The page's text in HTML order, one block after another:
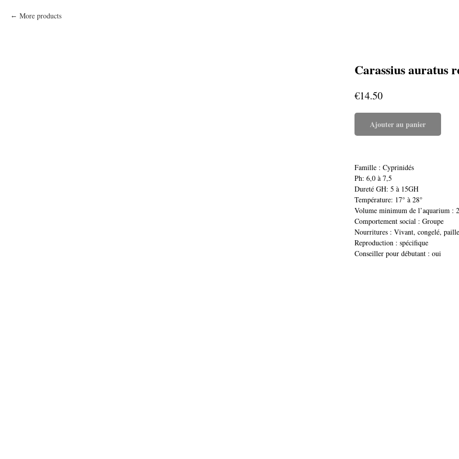
More products
Carassius auratus
€14.50
Ajouter au panier
Famille : Cyprinidés
Ph: 6,0 à 7,5
Dureté GH: 5 à 15GH
Température: 17° à 28°
Volume minimum de l’aquarium :
Comportement social : Groupe
Nourritures : Vivant, congelé,
Reproduction : spécifique
Conseiller pour débutant : oui